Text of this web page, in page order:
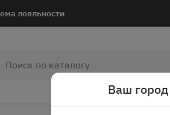
лояльности
Ваш